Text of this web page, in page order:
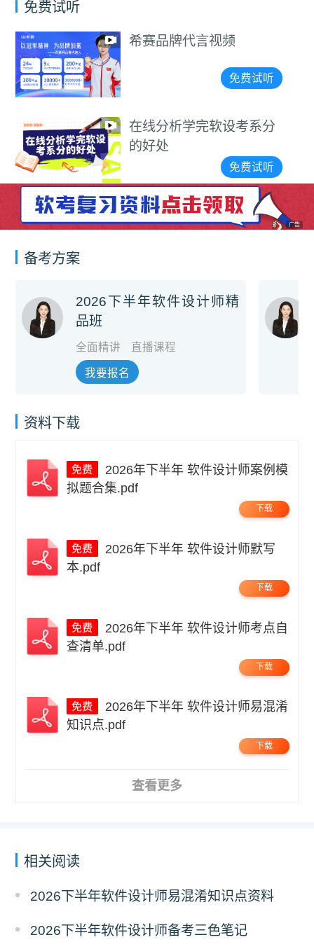
免费试听
希赛品牌代言视频
免费试听
在线分析学完软设考系分
的好处
免费试听
广告
备考方案
2026下半年软件设计师精
品班
全面精讲 直播课程
我要报名
资料下载
拟题合集.pdf
下载
本.pdf
下载
查清单.pdf
下载
知识点.pdf
下载
查看更多
相关阅读
2026下半年软件设计师易混淆知识点资料
2026下半年软件设计师备考三色笔记